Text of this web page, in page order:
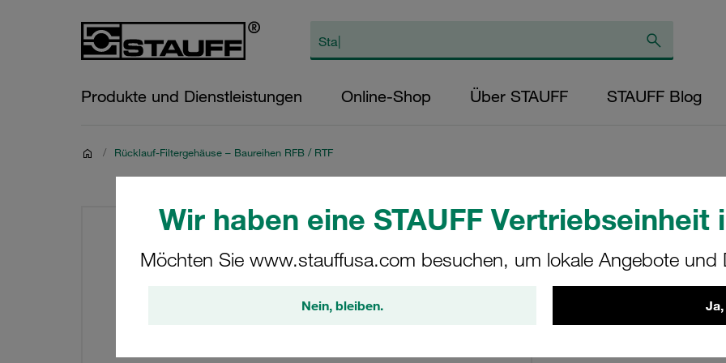
Wir haben eine STAUFF Vertriebseinheit
Möchten Sie www.stauffusa.com besuchen, um lokale Angebote und
Nein, bleiben.
Produkte und Dienstleistungen Online-Shop Über STAUFF STAUFF Blog
/ Rücklauf-Filtergehäuse – Baureihen RFB / RTF
RTF-20-O-O-B-G08-
STAUFF Materialnr.